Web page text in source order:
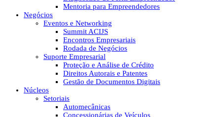
Mentoria para Empreendedores
Negócios
Eventos e Networking
Summit ACIJS
Encontros Empresariais
Rodada de Negócios
Suporte Empresarial
Proteção e Análise de Crédito
Direitos Autorais e Patentes
Gestão de Documentos Digitais
Núcleos
Setoriais
Automecânicas
Concessionárias de Veículos